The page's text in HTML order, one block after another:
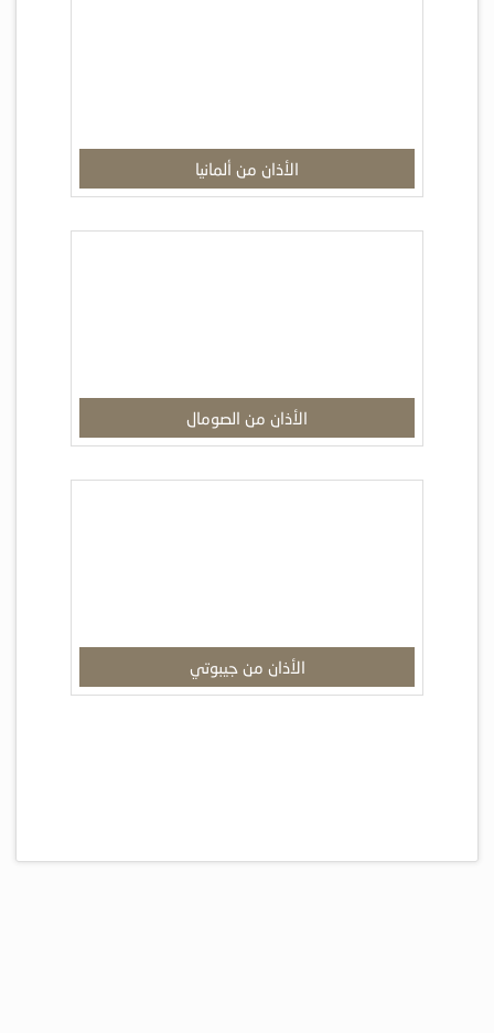
الأذان من ألمانيا
الأذان من الصومال
الأذان من جيبوتي